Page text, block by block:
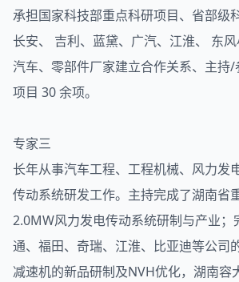
承担国家科技部重点科研项目、省部级
长安、 吉利、蓝黛、广汽、江淮、 东
汽车、零部件厂家建立合作关系、主持
项目 30 余项。
专家三
长年从事汽车工程、工程机械、风力发
传动系统研发工作。主持完成了湖南省
2.0MW风力发电传动系统研制与产业；
通、福田、奇瑞、江淮、比亚迪等公司
减速机的新品研制及NVH优化，湖南容